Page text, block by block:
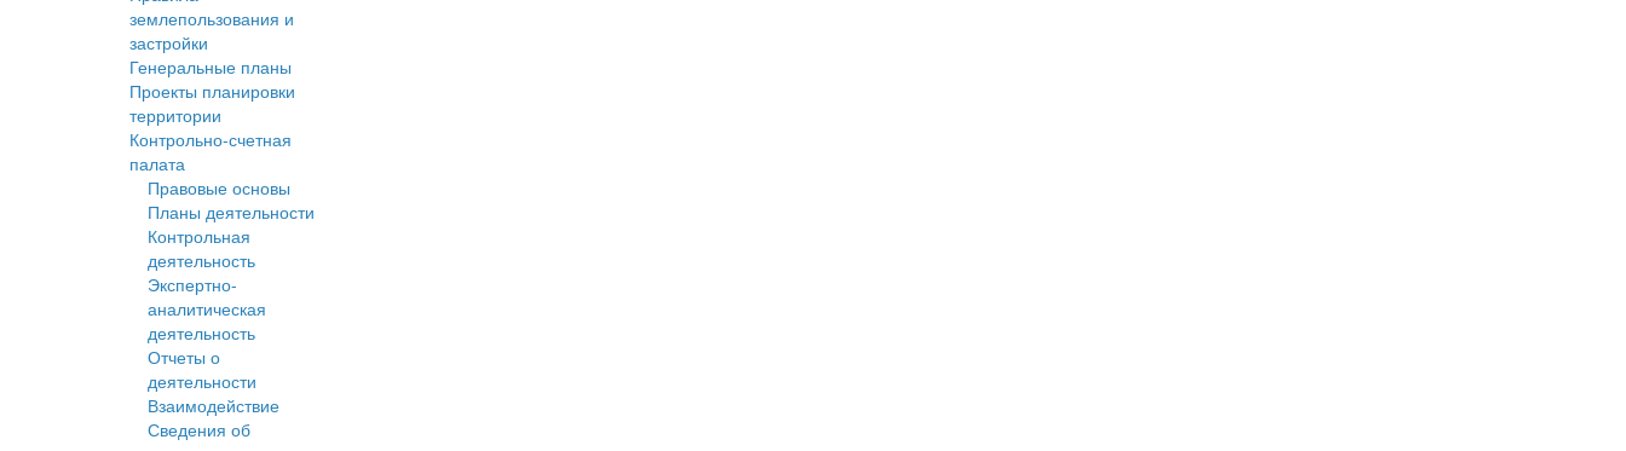
землепользования и
застройки
Генеральные планы
Проекты планировки
территории
Контрольно-счетная
палата
Правовые основы
Планы деятельности
Контрольная
деятельность
Экспертно-
аналитическая
деятельность
Отчеты о
деятельности
Взаимодействие
Сведения об